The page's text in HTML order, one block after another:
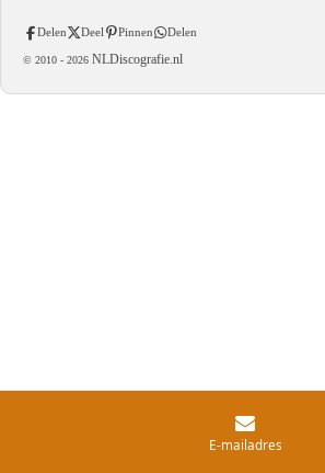
Delen Deel Pinnen Delen
© 2010 - 2026 NLDiscografie.nl
E-mailadres